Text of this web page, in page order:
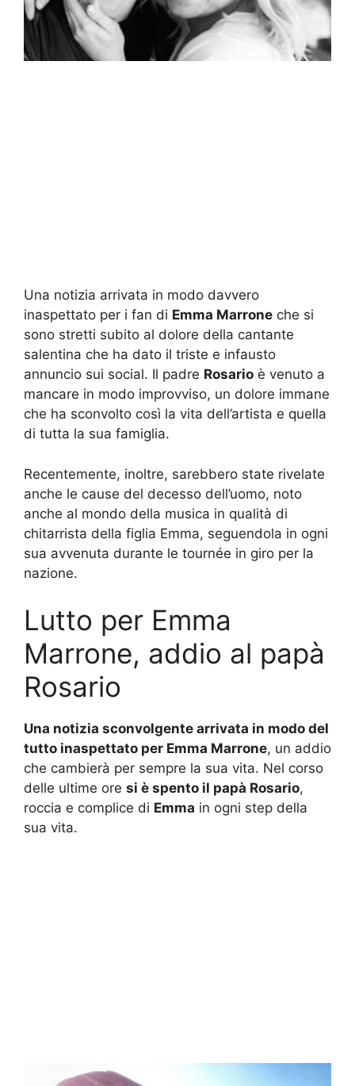
Una notizia arrivata in modo davvero
inaspettato per i fan di Emma Marrone che si
sono stretti subito al dolore della cantante
salentina che ha dato il triste e infausto
annuncio sui social. Il padre Rosario è venuto a
mancare in modo improvviso, un dolore immane
che ha sconvolto così la vita dell’artista e quella
di tutta la sua famiglia.
Recentemente, inoltre, sarebbero state rivelate
anche le cause del decesso dell’uomo, noto
anche al mondo della musica in qualità di
chitarrista della figlia Emma, seguendola in ogni
sua avvenuta durante le tournée in giro per la
nazione.
Lutto per Emma
Marrone, addio al papà
Rosario
Una notizia sconvolgente arrivata in modo del
tutto inaspettato per Emma Marrone, un addio
che cambierà per sempre la sua vita. Nel corso
delle ultime ore si è spento il papà Rosario,
roccia e complice di Emma in ogni step della
sua vita.